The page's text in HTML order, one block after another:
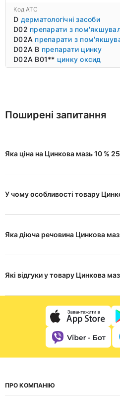
Код ATC
D дерматологічні засоби
D02 препарати з
D02A препарати з
D02A B препарати цинку
D02A B01** цинку оксид
Поширені запитання
Яка ціна на Цинкова мазь 10 % 25
У чому особливості товару
Яка діюча речовина Цинкова
Які відгуки у товару Цинкова
ПРО КОМПАНІЮ